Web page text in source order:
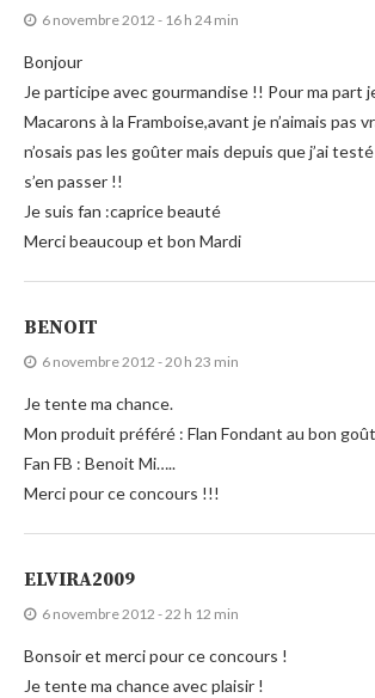
6 novembre 2012 - 16 h 24 min
Bonjour
Je participe avec gourmandise !! Pour ma part
Macarons à la Framboise,avant je n’aimais pas
n’osais pas les goûter mais depuis que j’ai
s’en passer !!
Je suis fan :caprice beauté
Merci beaucoup et bon Mardi
BENOIT
6 novembre 2012 - 20 h 23 min
Je tente ma chance.
Mon produit préféré : Flan Fondant au bon
Fan FB : Benoit Mi…..
Merci pour ce concours !!!
ELVIRA2009
6 novembre 2012 - 22 h 12 min
Bonsoir et merci pour ce concours !
Je tente ma chance avec plaisir !